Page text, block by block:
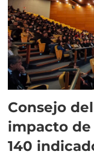
Consejo
impacto
140